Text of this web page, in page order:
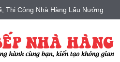
Thi Công Nhà Hàng Lẩu Nướng